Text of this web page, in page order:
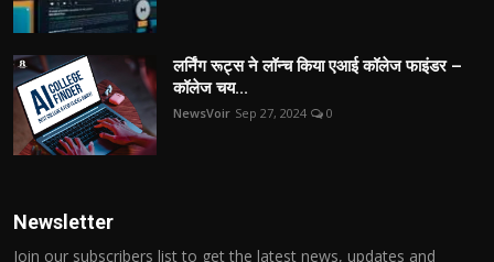
लर्निंग रूट्स ने लॉन्च किया एआई कॉलेज फाइंडर –
कॉलेज चय...
NewsVoir Sep 27, 2024 0
Newsletter
Join our subscribers list to get the latest news, updates and